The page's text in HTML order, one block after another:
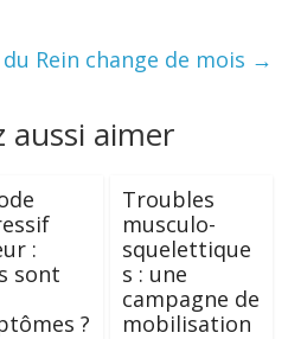
Rein change de mois →
aussi aimer
:
sont
?
Troubles
musculo-
squelettique
s : une
campagne de
mobilisation